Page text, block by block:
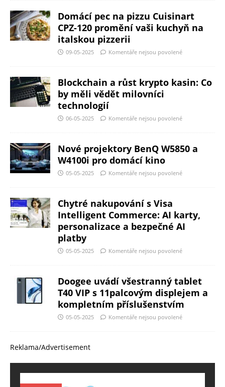
Domácí pec na pizzu Cuisinart
CPZ-120 promění vaši kuchyň na
italskou pizzerii
09-05-2025 Komentáře nejsou povolené
Blockchain a růst krypto kasin: Co
by měli vědět milovníci
technologií
06-05-2025 Komentáře nejsou povolené
Nové projektory BenQ W5850 a
W4100i pro domácí kino
05-05-2025 Komentáře nejsou povolené
Chytré nakupování s Visa
Intelligent Commerce: AI karty,
personalizace a bezpečné AI
platby
05-05-2025 Komentáře nejsou povolené
Doogee uvádí všestranný tablet
T40 VIP s 11palcovým displejem a
kompletním příslušenstvím
05-05-2025 Komentáře nejsou povolené
Reklama/Advertisement